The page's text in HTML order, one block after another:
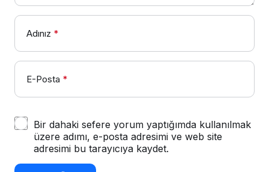
Adınız *
E-Posta *
Bir dahaki sefere yorum yaptığımda kullanılmak
üzere adımı, e-posta adresimi ve web site
adresimi bu tarayıcıya kaydet.